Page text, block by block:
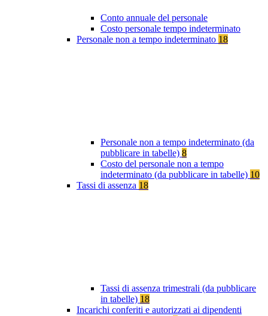
Conto annuale del personale
Costo personale tempo indeterminato
Personale non a tempo indeterminato 18
Personale non a tempo indeterminato (da
pubblicare in tabelle) 8
Costo del personale non a tempo
indeterminato (da pubblicare in tabelle) 10
Tassi di assenza 18
Tassi di assenza trimestrali (da pubblicare
in tabelle) 18
Incarichi conferiti e autorizzati ai dipendenti